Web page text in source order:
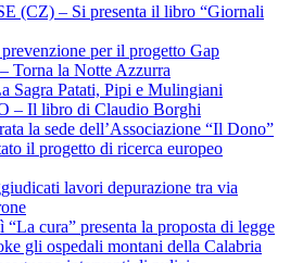
(CZ) – Si presenta il libro “Giornali
per il progetto Gap
la Notte Azzurra
Sagra Patati, Pipi e Mulingiani
– Il libro di Claudio Borghi
la sede dell’Associazione “Il Dono”
il progetto di ricerca europeo
lavori depurazione tra via
cura” presenta la proposta di legge
gli ospedali montani della Calabria